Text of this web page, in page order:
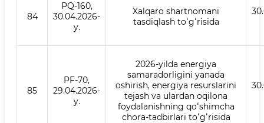
84
PQ-160,
30.04.2026-
y.
Xalqaro shartnomani
tasdiqlash toʻgʻrisida
85
PF-70,
29.04.2026-
y.
2026-yilda energiya
samaradorligini yanada
oshirish, energiya resurslarini
tejash va ulardan oqilona
foydalanishning qoʻshimcha
chora-tadbirlari toʻgʻrisida